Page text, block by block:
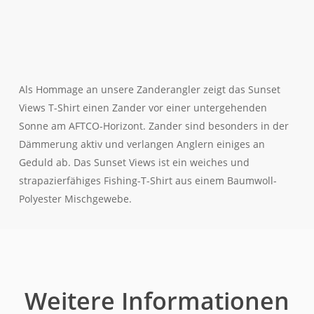
Als Hommage an unsere Zanderangler zeigt das Sunset
Views T-Shirt einen Zander vor einer untergehenden
Sonne am AFTCO-Horizont. Zander sind besonders in der
Dämmerung aktiv und verlangen Anglern einiges an
Geduld ab. Das Sunset Views ist ein weiches und
strapazierfähiges Fishing-T-Shirt aus einem Baumwoll-
Polyester Mischgewebe.
Weitere Informationen